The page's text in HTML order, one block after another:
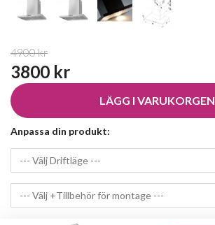
3800 kr
4900 kr
Anpassa din produkt:
LÄGG I VARUKORGEN